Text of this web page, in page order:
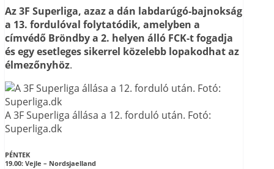
Az 3F Superliga, azaz a dán labdarúgó-bajnokság
a 13. fordulóval folytatódik, amelyben a
címvédő Bröndby a 2. helyen álló FCK-t fogadja
és egy esetleges sikerrel közelebb lopakodhat az
élmezőnyhöz.
A 3F Superliga állása a 12. forduló után. Fotó:
Superliga.dk
PÉNTEK
19.00: Vejle – Nordsjaelland